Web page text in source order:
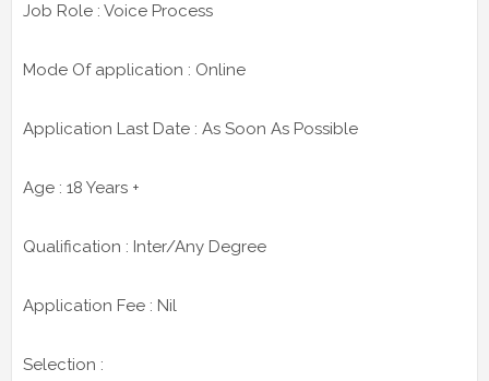
Job Role : Voice Process
Mode Of application : Online
Application Last Date : As Soon As Possible
Age : 18 Years +
Qualification : Inter/Any Degree
Application Fee : Nil
Selection :